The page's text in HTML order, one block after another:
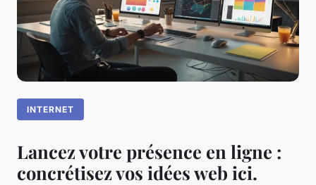
INTERNET
Lancez votre présence en ligne :
concrétisez vos idées web ici.